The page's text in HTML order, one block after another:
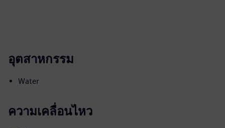
อุตสาหกรรม
Water
ความเคลื่อนไหว